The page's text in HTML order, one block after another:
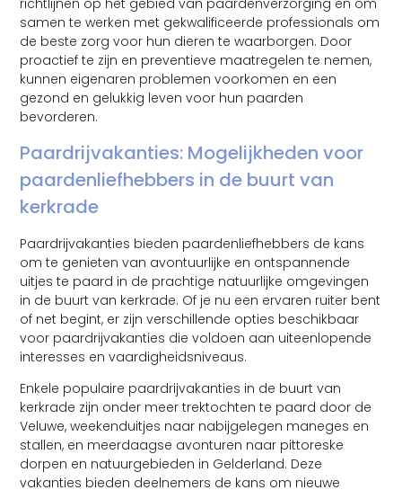
samen te werken met gekwalificeerde professionals om
de beste zorg voor hun dieren te waarborgen. Door
proactief te zijn en preventieve maatregelen te nemen,
kunnen eigenaren problemen voorkomen en een
gezond en gelukkig leven voor hun paarden
bevorderen.
Paardrijvakanties: Mogelijkheden voor
paardenliefhebbers in de buurt van
kerkrade
Paardrijvakanties bieden paardenliefhebbers de kans
om te genieten van avontuurlijke en ontspannende
uitjes te paard in de prachtige natuurlijke omgevingen
in de buurt van kerkrade. Of je nu een ervaren ruiter bent
of net begint, er zijn verschillende opties beschikbaar
voor paardrijvakanties die voldoen aan uiteenlopende
interesses en vaardigheidsniveaus.
Enkele populaire paardrijvakanties in de buurt van
kerkrade zijn onder meer trektochten te paard door de
Veluwe, weekenduitjes naar nabijgelegen maneges en
stallen, en meerdaagse avonturen naar pittoreske
dorpen en natuurgebieden in Gelderland. Deze
vakanties bieden deelnemers de kans om nieuwe